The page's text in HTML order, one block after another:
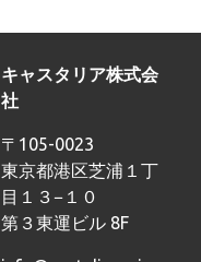
キャスタリア株式会
社
〒105-0023
東京都港区芝浦１丁
目１３−１０
第３東運ビル 8F